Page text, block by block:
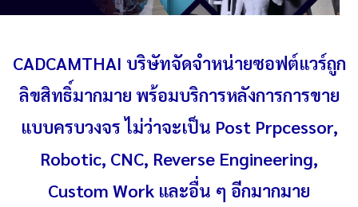
CADCAMTHAI บริษัทจัดจำหน่ายซอฟต์แวร์ถูก
ลิขสิทธิ์มากมาย พร้อมบริการหลังการการขาย
แบบครบวงจร ไม่ว่าจะเป็น Post Prpcessor,
Robotic, CNC, Reverse Engineering,
Custom Work และอื่น ๆ อีกมากมาย